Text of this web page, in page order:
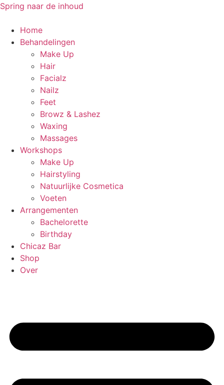
Spring naar de inhoud
Home
Behandelingen
Make Up
Hair
Facialz
Nailz
Feet
Browz & Lashez
Waxing
Massages
Workshops
Make Up
Hairstyling
Natuurlijke Cosmetica
Voeten
Arrangementen
Bachelorette
Birthday
Chicaz Bar
Shop
Over